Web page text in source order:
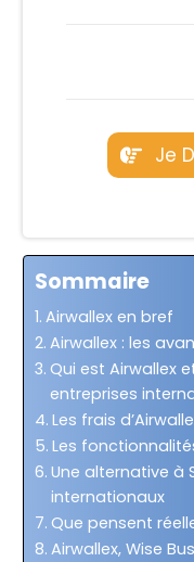
Je
Sommaire
Airwallex en bref
Airwallex : les
Qui est Airwallex
entreprises
Les frais
Les
Une alternative à
internationaux
Que pensent
Airwallex, Wise